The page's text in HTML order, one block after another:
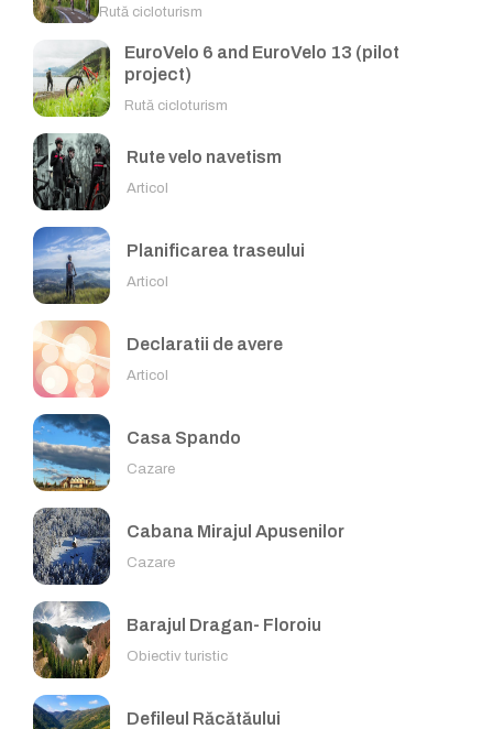
Rută cicloturism
EuroVelo 6 and EuroVelo 13 (pilot
project)
Rută cicloturism
Rute velo navetism
Articol
Planificarea traseului
Articol
Declaratii de avere
Articol
Casa Spando
Cazare
Cabana Mirajul Apusenilor
Cazare
Barajul Dragan- Floroiu
Obiectiv turistic
Defileul Răcătăului